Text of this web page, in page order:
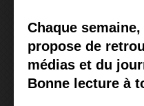
Chaque
propose de
médias et du
Bonne lecture à